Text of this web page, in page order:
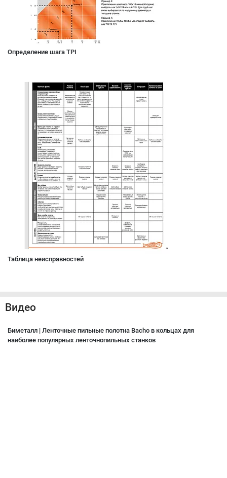
Определение шага TPI
Таблица неисправностей
Видео
Биметалл | Ленточные пильные полотна Bacho в кольцах для
наиболее популярных ленточнопильных станков